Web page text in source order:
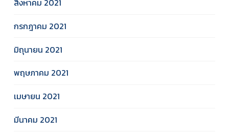
สิงหาคม 2021
กรกฎาคม 2021
มิถุนายน 2021
พฤษภาคม 2021
เมษายน 2021
มีนาคม 2021